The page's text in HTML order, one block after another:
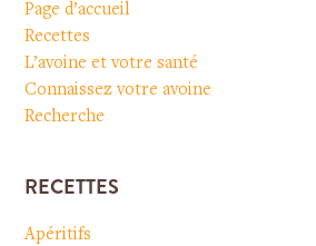
Page d’accueil
Recettes
L’avoine et votre santé
Connaissez votre avoine
Recherche
RECETTES
Apéritifs